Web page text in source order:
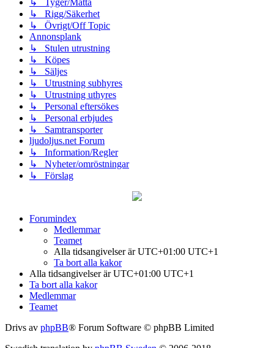
↳ Tyger/Matta
↳ Rigg/Säkerhet
↳ Övrigt/Off Topic
Annonsplank
↳ Stulen utrustning
↳ Köpes
↳ Säljes
↳ Utrustning subhyres
↳ Utrustning uthyres
↳ Personal eftersökes
↳ Personal erbjudes
↳ Samtransporter
ljudoljus.net Forum
↳ Information/Regler
↳ Nyheter/omröstningar
↳ Förslag
Forumindex
Medlemmar
Teamet
Alla tidsangivelser är UTC+01:00 UTC+1
Ta bort alla kakor
Alla tidsangivelser är UTC+01:00 UTC+1
Ta bort alla kakor
Medlemmar
Teamet
Drivs av phpBB® Forum Software © phpBB Limited